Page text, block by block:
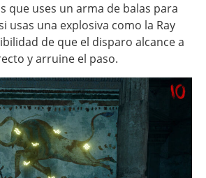
que uses un arma de balas para
usas una explosiva como la Ray
de que el disparo alcance a
y arruine el paso.